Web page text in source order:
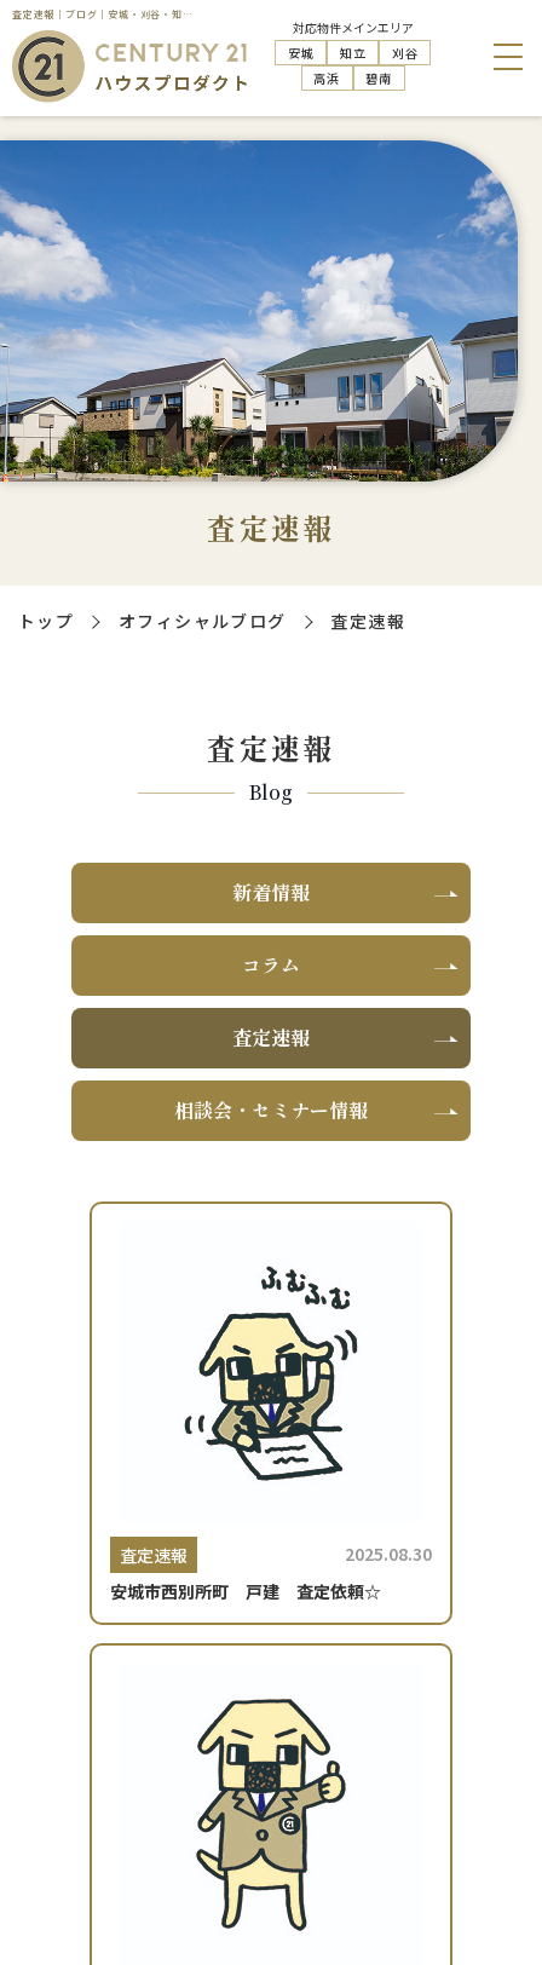
査定速報｜ブログ｜安城・刈谷・知立・高浜の不動産売却・購入・管理活用はハウスプロダクトへお任せください
対応物件メインエリア
安城
知立
刈谷
高浜
碧南
査定速報
トップ オフィシャルブログ 査定速報
査定速報
Blog
新着情報
コラム
査定速報
相談会・セミナー情報
査定速報
2025.08.30
安城市西別所町 戸建 査定依頼☆